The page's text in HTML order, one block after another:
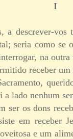
I
a descrever-vos
seria como se
na
receber
lado nenhum
ser os dons
em receber
e um